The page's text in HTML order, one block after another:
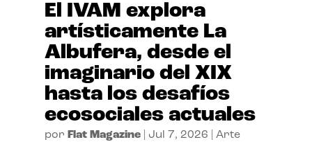
El IVAM explora
artísticamente La
Albufera, desde el
imaginario del XIX
hasta los desafíos
ecosociales actuales
por Flat Magazine| Jul 7, 2026 Arte